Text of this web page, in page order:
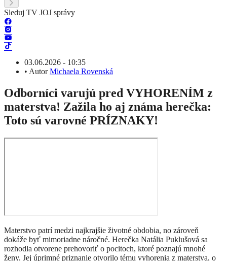
Sleduj TV JOJ správy
03.06.2026 - 10:35
• AutorMichaela Rovenská
Odborníci varujú pred VYHORENÍM z
materstva! Zažila ho aj známa herečka:
Toto sú varovné PRÍZNAKY!
Materstvo patrí medzi najkrajšie životné obdobia, no zároveň
dokáže byť mimoriadne náročné. Herečka Natália Puklušová sa
rozhodla otvorene prehovoriť o pocitoch, ktoré poznajú mnohé
ženy. Jej úprimné priznanie otvorilo tému vyhorenia z materstva, o